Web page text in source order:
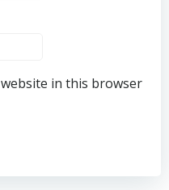
website in this browser